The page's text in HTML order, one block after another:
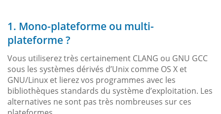
1. Mono-plateforme ou multi-
plateforme ?
Vous utiliserez très certainement CLANG ou GNU GCC
sous les systèmes dérivés d’Unix comme OS X et
GNU/Linux et lierez vos programmes avec les
bibliothèques standards du système d’exploitation. Les
alternatives ne sont pas très nombreuses sur ces